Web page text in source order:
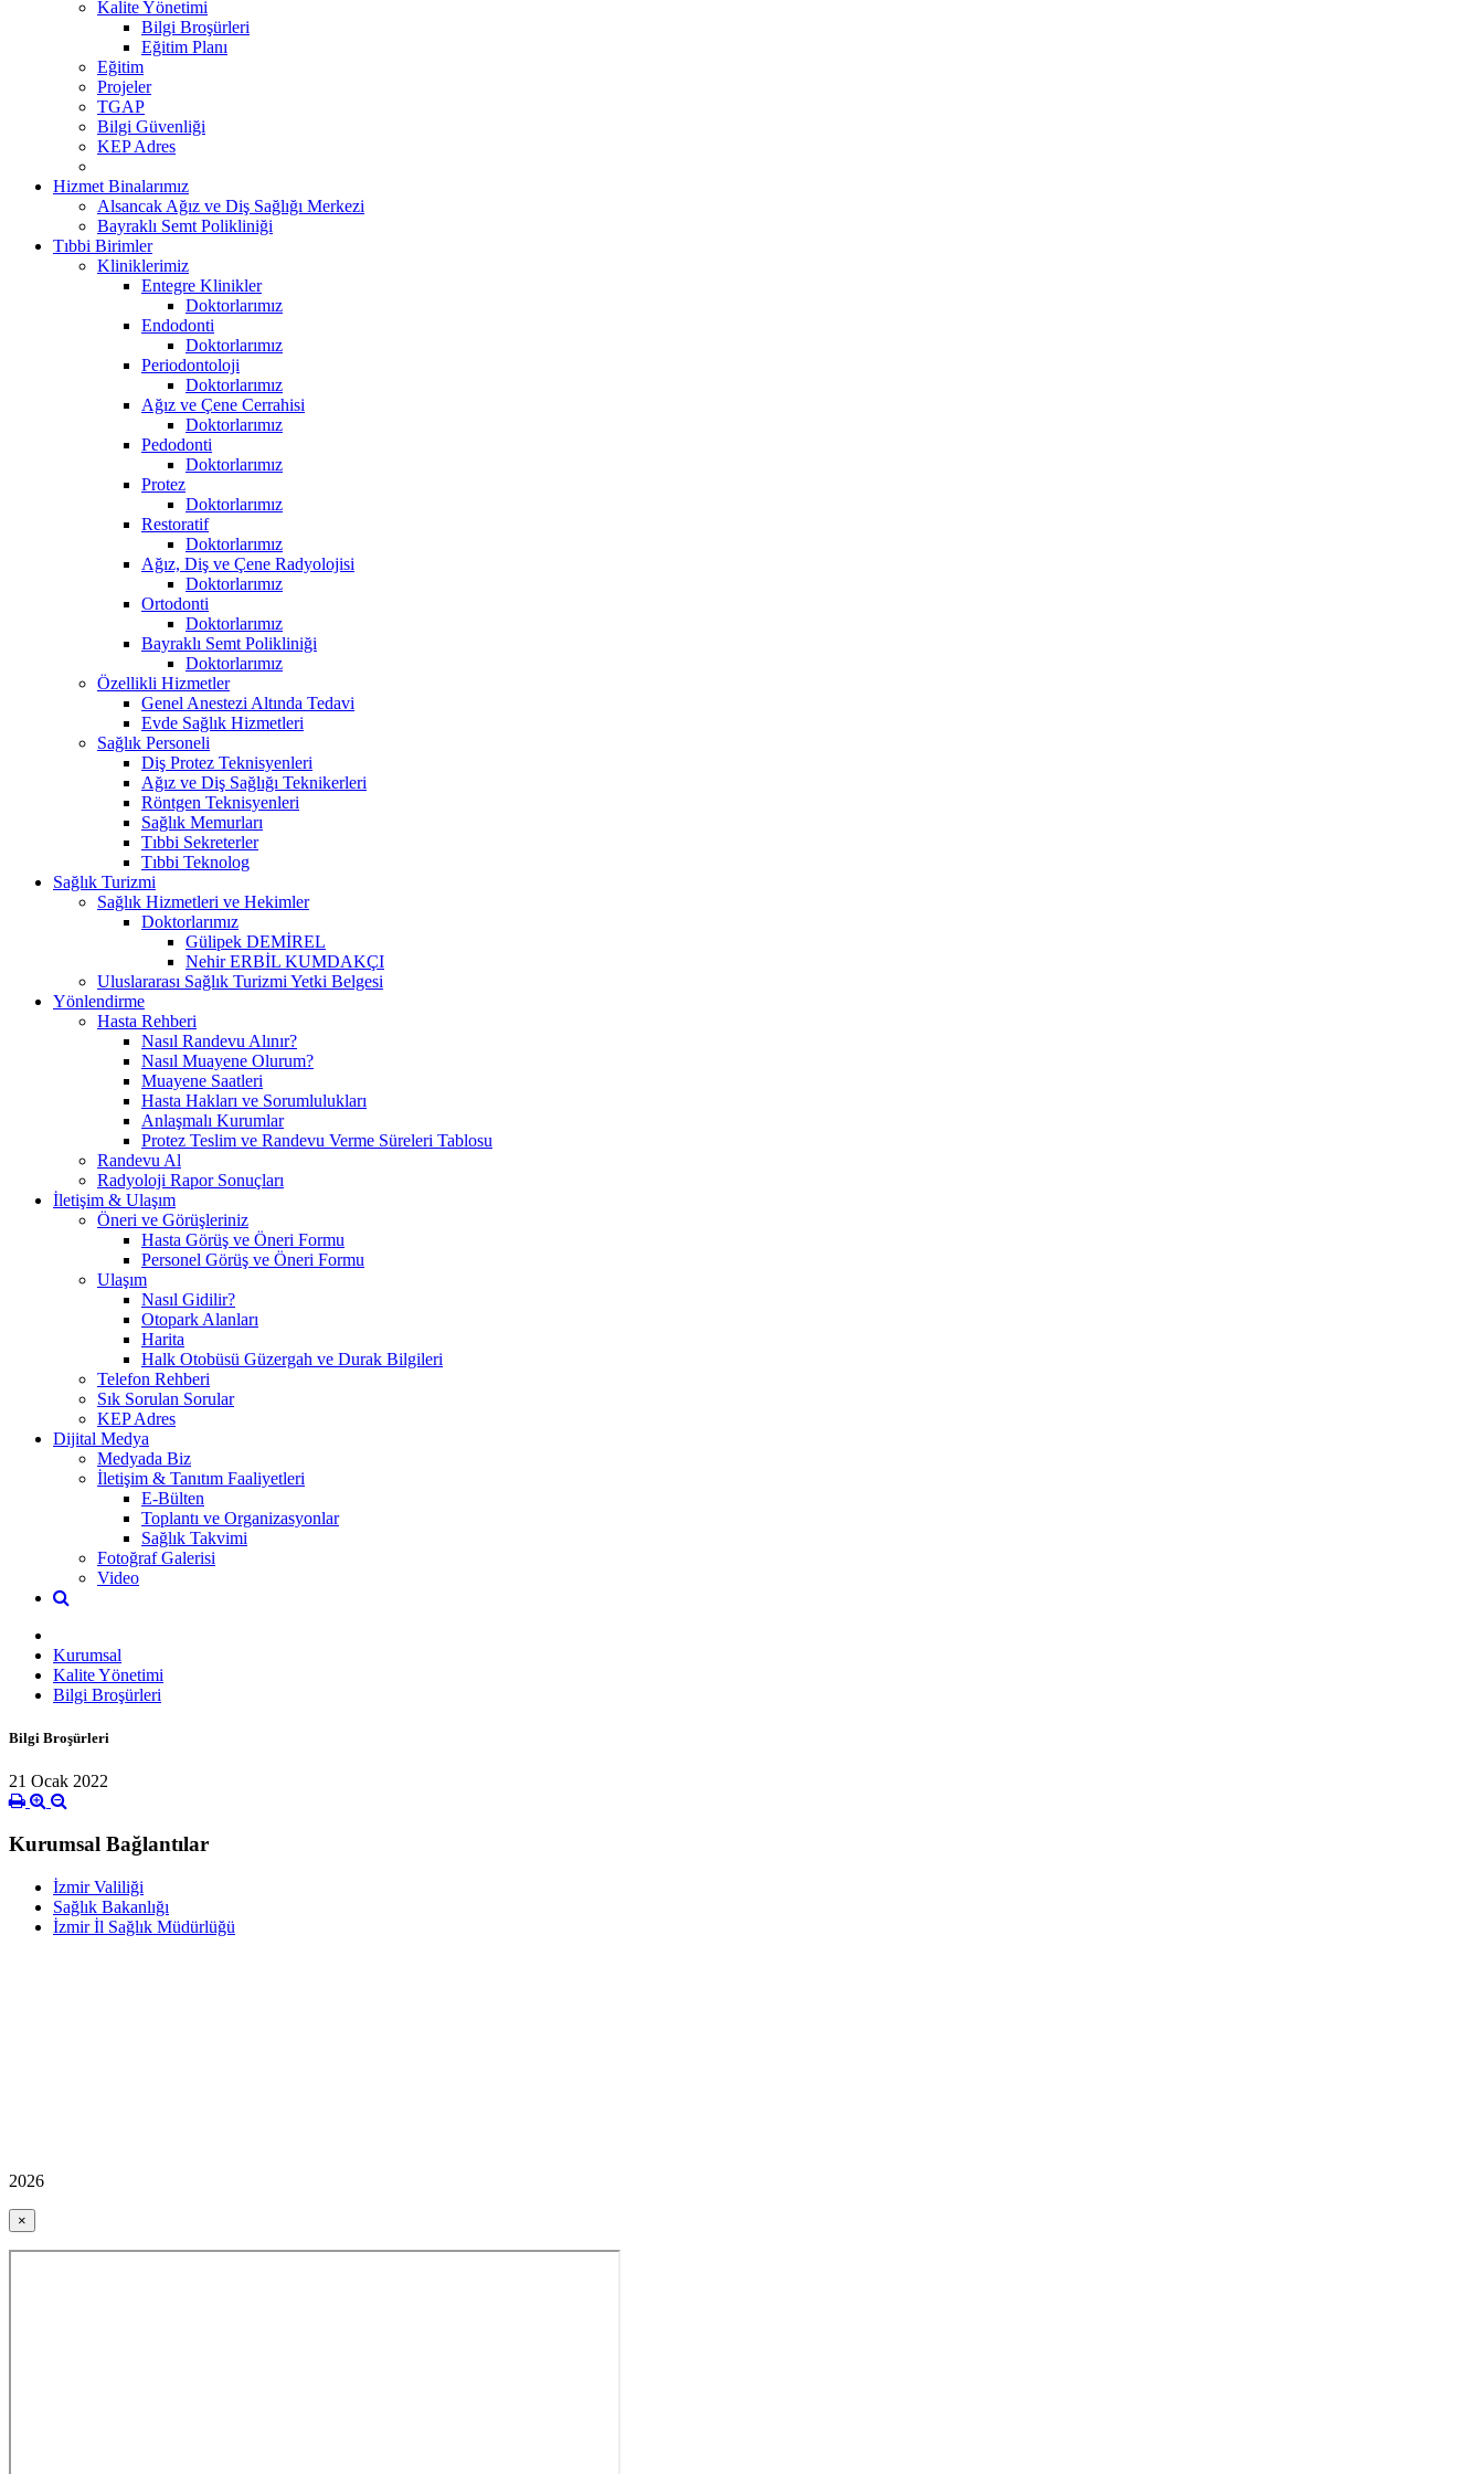
Kalite Yönetimi
Bilgi Broşürleri
Eğitim Planı
Eğitim
Projeler
TGAP
Bilgi Güvenliği
KEP Adres
Hizmet Binalarımız
Alsancak Ağız ve Diş Sağlığı Merkezi
Bayraklı Semt Polikliniği
Tıbbi Birimler
Kliniklerimiz
Entegre Klinikler
Doktorlarımız
Endodonti
Doktorlarımız
Periodontoloji
Doktorlarımız
Ağız ve Çene Cerrahisi
Doktorlarımız
Pedodonti
Doktorlarımız
Protez
Doktorlarımız
Restoratif
Doktorlarımız
Ağız, Diş ve Çene Radyolojisi
Doktorlarımız
Ortodonti
Doktorlarımız
Bayraklı Semt Polikliniği
Doktorlarımız
Özellikli Hizmetler
Genel Anestezi Altında Tedavi
Evde Sağlık Hizmetleri
Sağlık Personeli
Diş Protez Teknisyenleri
Ağız ve Diş Sağlığı Teknikerleri
Röntgen Teknisyenleri
Sağlık Memurları
Tıbbi Sekreterler
Tıbbi Teknolog
Sağlık Turizmi
Sağlık Hizmetleri ve Hekimler
Doktorlarımız
Gülipek DEMİREL
Nehir ERBİL KUMDAKÇI
Uluslararası Sağlık Turizmi Yetki Belgesi
Yönlendirme
Hasta Rehberi
Nasıl Randevu Alınır?
Nasıl Muayene Olurum?
Muayene Saatleri
Hasta Hakları ve Sorumlulukları
Anlaşmalı Kurumlar
Protez Teslim ve Randevu Verme Süreleri Tablosu
Randevu Al
Radyoloji Rapor Sonuçları
İletişim & Ulaşım
Öneri ve Görüşleriniz
Hasta Görüş ve Öneri Formu
Personel Görüş ve Öneri Formu
Ulaşım
Nasıl Gidilir?
Otopark Alanları
Harita
Halk Otobüsü Güzergah ve Durak Bilgileri
Telefon Rehberi
Sık Sorulan Sorular
KEP Adres
Dijital Medya
Medyada Biz
İletişim & Tanıtım Faaliyetleri
E-Bülten
Toplantı ve Organizasyonlar
Sağlık Takvimi
Fotoğraf Galerisi
Video
Kurumsal
Kalite Yönetimi
Bilgi Broşürleri
Bilgi Broşürleri
21 Ocak 2022
Kurumsal Bağlantılar
İzmir Valiliği
Sağlık Bakanlığı
İzmir İl Sağlık Müdürlüğü
2026
×